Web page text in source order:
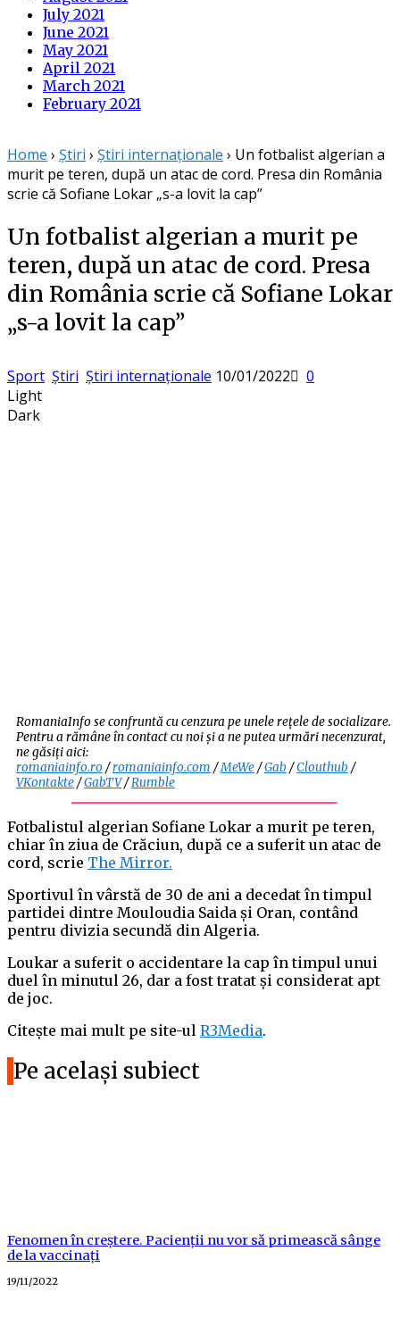
July 2021
June 2021
May 2021
April 2021
March 2021
February 2021
Home › Știri › Știri internaționale › Un fotbalist algerian a
murit pe teren, după un atac de cord. Presa din România
scrie că Sofiane Lokar „s-a lovit la cap”
Un fotbalist algerian a murit pe
teren, după un atac de cord. Presa
din România scrie că Sofiane Lokar
„s-a lovit la cap”
Sport Știri Știri internaționale on
10/01/2022
0
Light
Dark
RomaniaInfo se confruntă cu cenzura pe unele rețele de socializare.
Pentru a rămâne în contact cu noi și a ne putea urmări necenzurat,
ne găsiți aici:
romaniainfo.ro/romaniainfo.com /MeWe/Gab /Clouthub /
VKontakte/GabTV/Rumble
Fotbalistul algerian Sofiane Lokar a murit pe teren,
chiar în ziua de Crăciun, după ce a suferit un atac de
cord, scrie The Mirror.
Sportivul în vârstă de 30 de ani a decedat în timpul
partidei dintre Mouloudia Saida și Oran, contând
pentru divizia secundă din Algeria.
Loukar a suferit o accidentare la cap în timpul unui
duel în minutul 26, dar a fost tratat și considerat apt
de joc.
Citește mai mult pe site-ul R3Media.
Pe același subiect
Fenomen în creștere. Pacienții nu vor să primească sânge
de la vaccinați
Posted
19/11/2022